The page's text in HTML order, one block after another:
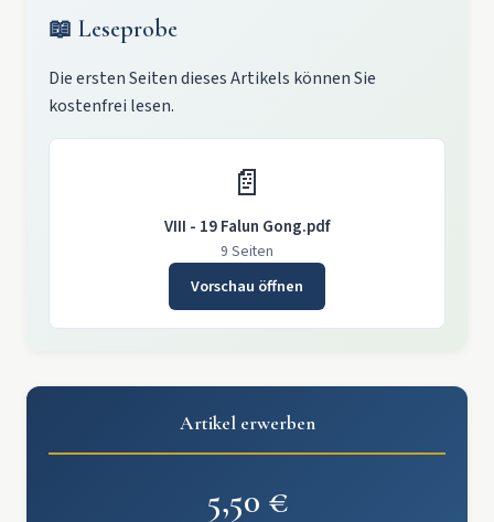
📖 Leseprobe
Die ersten Seiten dieses Artikels können Sie
kostenfrei lesen.
📄
VIII - 19 Falun Gong.pdf
9 Seiten
Vorschau öffnen
Artikel erwerben
5,50 €